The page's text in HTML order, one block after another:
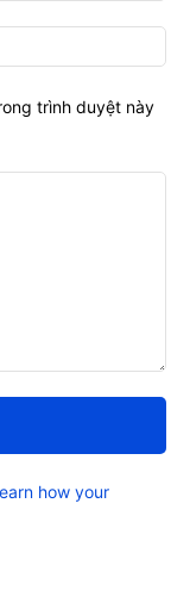
trình duyệt này
how your